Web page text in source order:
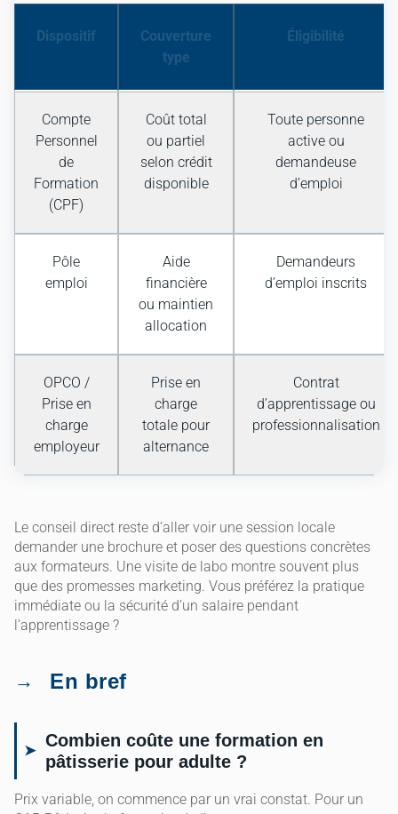
Dispositif
Couverture
type
Éligibilité
Compte
Personnel
de
Formation
(CPF)
Coût total
ou partiel
selon crédit
disponible
Toute personne
active ou
demandeuse
d’emploi
Pôle
emploi
Aide
financière
ou maintien
allocation
Demandeurs
d’emploi inscrits
OPCO /
Prise en
charge
employeur
Prise en
charge
totale pour
alternance
Contrat
d’apprentissage ou
professionnalisation
Le conseil direct reste d’aller voir une session locale
demander une brochure et poser des questions concrètes
aux formateurs. Une visite de labo montre souvent plus
que des promesses marketing. Vous préférez la pratique
immédiate ou la sécurité d’un salaire pendant
l’apprentissage ?
En bref
Combien coûte une formation en
pâtisserie pour adulte ?
Prix variable, on commence par un vrai constat. Pour un